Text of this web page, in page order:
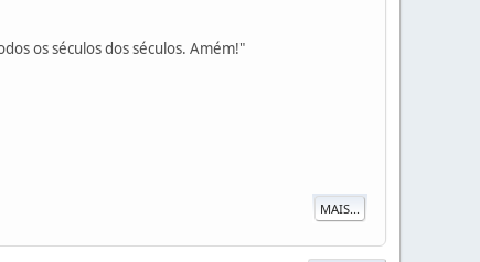
os séculos dos séculos. Amém!"
MAIS...